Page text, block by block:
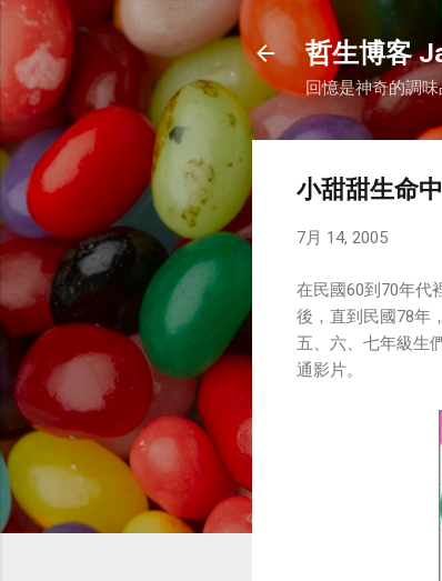
哲生博客
回憶是神奇的調味
小甜甜生命
7月 14, 2005
在民國60到70年代
後，直到民國78年
五、六、七年級生
通影片。